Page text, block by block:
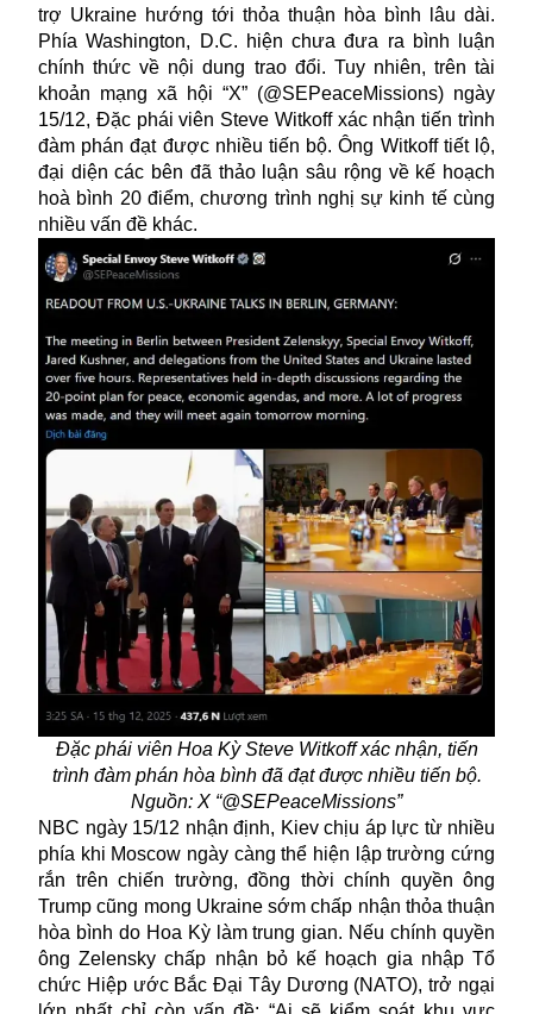
trợ Ukraine hướng tới thỏa thuận hòa bình lâu dài.
Phía Washington, D.C. hiện chưa đưa ra bình luận
chính thức về nội dung trao đổi. Tuy nhiên, trên tài
khoản mạng xã hội “X” (@SEPeaceMissions) ngày
15/12, Đặc phái viên Steve Witkoff xác nhận tiến trình
đàm phán đạt được nhiều tiến bộ. Ông Witkoff tiết lộ,
đại diện các bên đã thảo luận sâu rộng về kế hoạch
hoà bình 20 điểm, chương trình nghị sự kinh tế cùng
nhiều vấn đề khác.
Đặc phái viên Hoa Kỳ Steve Witkoff xác nhận, tiến
trình đàm phán hòa bình đã đạt được nhiều tiến bộ.
Nguồn: X “@SEPeaceMissions”
NBC ngày 15/12 nhận định, Kiev chịu áp lực từ nhiều
phía khi Moscow ngày càng thể hiện lập trường cứng
rắn trên chiến trường, đồng thời chính quyền ông
Trump cũng mong Ukraine sớm chấp nhận thỏa thuận
hòa bình do Hoa Kỳ làm trung gian. Nếu chính quyền
ông Zelensky chấp nhận bỏ kế hoạch gia nhập Tổ
chức Hiệp ước Bắc Đại Tây Dương (NATO), trở ngại